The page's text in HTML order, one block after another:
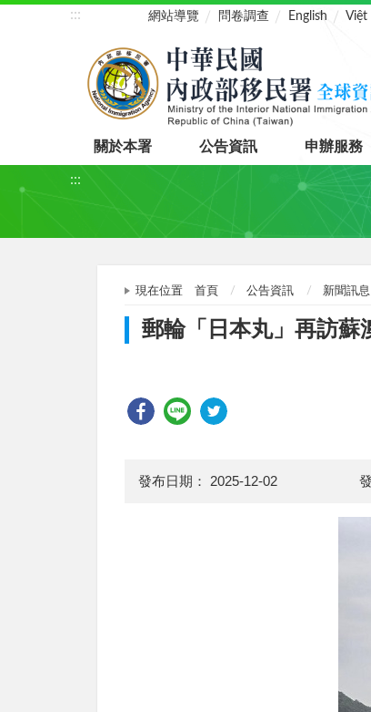
::: 網站導覽 問卷調查 English Việt
關於本署 公告資訊 申辦服務
:::
現在位置 首頁 公告資訊 新聞訊息
郵輪「日本丸」再訪蘇
發布日期： 2025-12-02